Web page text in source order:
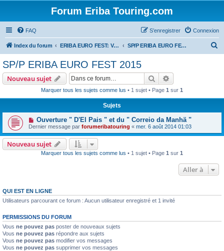
Forum Eriba Touring.com
FAQ Connexion
S’enregistrer
Index du forum ERIBA EURO FEST: VILLAGE GOLFE DU MORBIHAN 2015 SP/P ERIBA EURO FEST 2015
SP/P ERIBA EURO FEST 2015
Nouveau sujet Rechercher
Marquer tous les sujets comme lus • 1 sujet • Page 1 sur 1
Sujets
Ouverture " D'El Pais " et du " Correio da Manhä "
Dernier message par forumeribatouring « mer. 6 août 2014 01:03
Nouveau sujet
Marquer tous les sujets comme lus • 1 sujet • Page 1 sur 1
Aller à
QUI EST EN LIGNE
Utilisateurs parcourant ce forum : Aucun utilisateur enregistré et 1 invité
PERMISSIONS DU FORUM
Vous ne pouvez pas poster de nouveaux sujets
Vous ne pouvez pas répondre aux sujets
Vous ne pouvez pas modifier vos messages
Vous ne pouvez pas supprimer vos messages